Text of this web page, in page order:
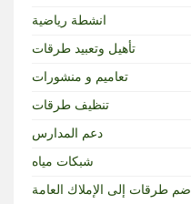
انشطة رياضية
تأهيل وتعبيد طرقات
تعاميم و منشورات
تنظيف طرقات
دعم المدارس
شبكات مياه
ضم طرقات إلى الإملاك العامة